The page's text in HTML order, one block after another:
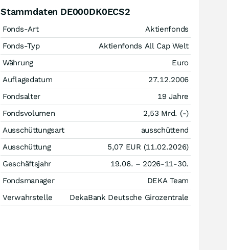
Stammdaten DE000DK0ECS2
Fonds-Art
Aktienfonds
Fonds-Typ
Aktienfonds All Cap Welt
Währung
Euro
Auflagedatum
27.12.2006
Fondsalter
19 Jahre
Fondsvolumen
2,53 Mrd. (-)
Ausschüttungsart
ausschüttend
Ausschüttung
5,07 EUR (11.02.2026)
Geschäftsjahr
19.06. – 2026-11-30.
Fondsmanager
DEKA Team
Verwahrstelle
DekaBank Deutsche Girozentrale